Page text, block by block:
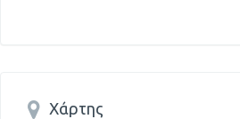
Χάρτης